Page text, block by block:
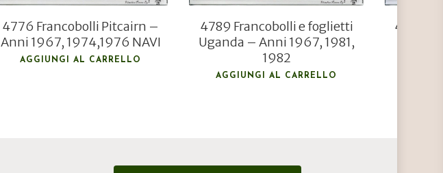
4776 Francobolli Pitcairn –
Anni 1967, 1974,1976 NAVI
AGGIUNGI AL CARRELLO
4789 Francobolli e foglietti
Uganda – Anni 1967, 1981,
1982
AGGIUNGI AL CARRELLO
4777